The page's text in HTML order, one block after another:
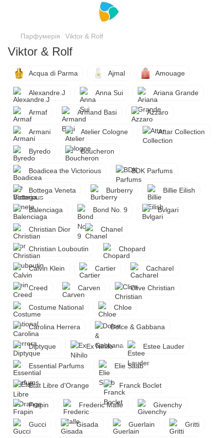
Парфумерія Viktor & Rolf
Viktor & Rolf
Acqua di Parma Ajmal Amouage
Alexandre.J Anna Sui Ariana Grande
Armaf Armand Basi Azzaro
Armani Atelier Cologne Attar Collection
Byredo Boucheron
Boadicea the Victorious BDK Parfums
Bottega Veneta Burberry Billie Eilish
Balenciaga Bond No. 9 Bvlgari
Christian Dior Chanel
Christian Louboutin Chopard
Calvin Klein Cartier Cacharel
Creed Carven Clive Christian
Costume National Chloe
Carolina Herrera Dolce & Gabbana
Diptyque Ex Nihilo Estee Lauder
Essential Parfums Elie Saab
Etat Libre d'Orange Franck Boclet
Frapin Frederic Malle Givenchy
Gucci Gisada Guerlain Gritti